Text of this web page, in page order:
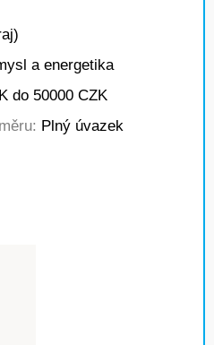
a energetika
do 50000 CZK
Plný úvazek